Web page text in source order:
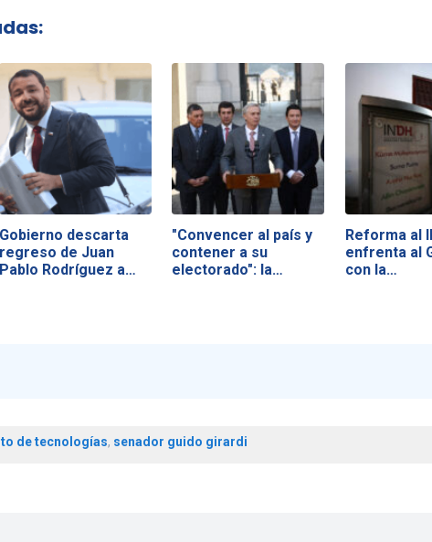
Gobierno descarta
regreso de Juan
Pablo Rodríguez a
"Convencer al país y
contener a su
electorado": la…
Reforma al
enfrenta al
con la…
de tecnologías, senador guido girardi